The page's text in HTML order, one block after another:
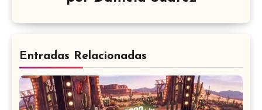
Entradas Relacionadas